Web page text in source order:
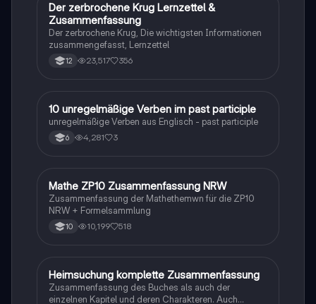
Deutsch
Der zerbrochene Krug Lernzettel &
Zusammenfassung
Der zerbrochene Krug, Die wichtigsten Informationen
zusammengefasst, Lernzettel
12 23,517 356
1 Englisch
10 unregelmäßige Verben im past participle
unregelmäßige Verben aus Englisch - past participle
6 4,281 3
Mathe
Mathe ZP10 Zusammenfassung NRW
Zusammenfassung der Mathethemwn für die ZP10
NRW + Formelsammlung
10 10,199 518
Deutsch
Heimsuchung komplette Zusammenfassung
Zusammenfassung des Buches als auch der
einzelnen Kapitel und deren Charakteren. Auch